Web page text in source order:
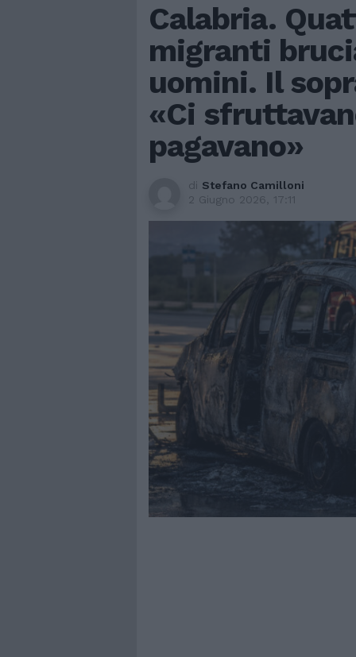
Calabria.
migranti
uomini. Il
«Ci
pagavano»
di Stefano Camilloni
2 Giugno 2026, 17:11